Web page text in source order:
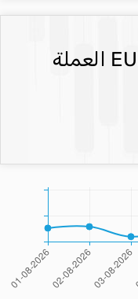
سعر صرف العملة EUR العملة